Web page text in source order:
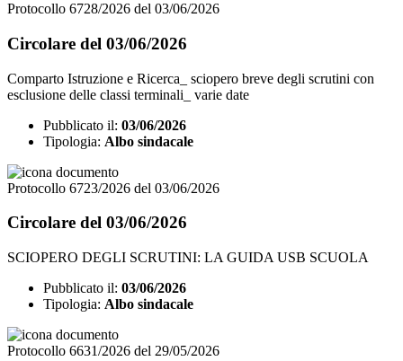
Protocollo 6728/2026 del 03/06/2026
Circolare del 03/06/2026
Comparto Istruzione e Ricerca_ sciopero breve degli scrutini con
esclusione delle classi terminali_ varie date
Pubblicato il: 03/06/2026
Tipologia: Albo sindacale
Protocollo 6723/2026 del 03/06/2026
Circolare del 03/06/2026
SCIOPERO DEGLI SCRUTINI: LA GUIDA USB SCUOLA
Pubblicato il: 03/06/2026
Tipologia: Albo sindacale
Protocollo 6631/2026 del 29/05/2026